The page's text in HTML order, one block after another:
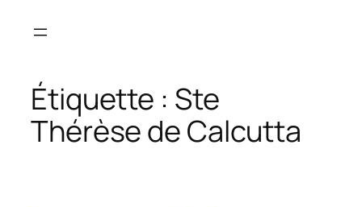
Étiquette : Ste
Thérèse de Calcutta